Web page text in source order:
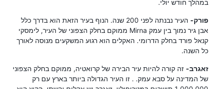
במהלך חודש יולי.
פורק-
העיר נבנתה לפני 200 שנה. הנוף בעיר הזאת הוא בדרך כלל
אבן גיר נמוך בין עמק Mirna ממוקם בחלק הצפוני של העיר, לימסקי
קנאל פורד בחלק הדרומי. האקלים הוא רגוע המשקעים מנוסה לאורך
כל השנה.
זאגרב- זה קורה להיות עיר הבירה של קרואטיה, ממוקם בחלק הצפוני
של המדינה על סבא עמק. . זו העיר הגדולה ביותר בארץ עם רק